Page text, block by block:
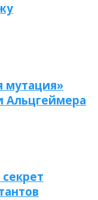
мутация»
Альцгеймера